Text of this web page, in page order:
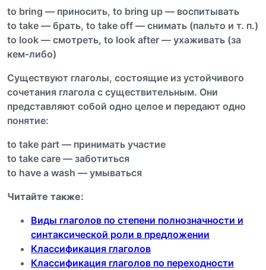
to bring — приносить, to bring up — воспитывать
to take — брать, to take off — снимать (пальто и т. п.)
to look — смотреть, to look after — ухаживать (за
кем-либо)
Существуют глаголы, состоящие из устойчивого
сочетания глагола с существительным. Они
представляют собой одно целое и передают одно
понятие:
to take part — принимать участие
to take care — заботиться
to have a wash — умываться
Читайте также:
Виды глаголов по степени полнозначности и
синтаксической роли в предложении
Классификация глаголов
Классификация глаголов по переходности